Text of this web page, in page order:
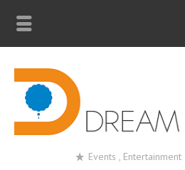
Events ,